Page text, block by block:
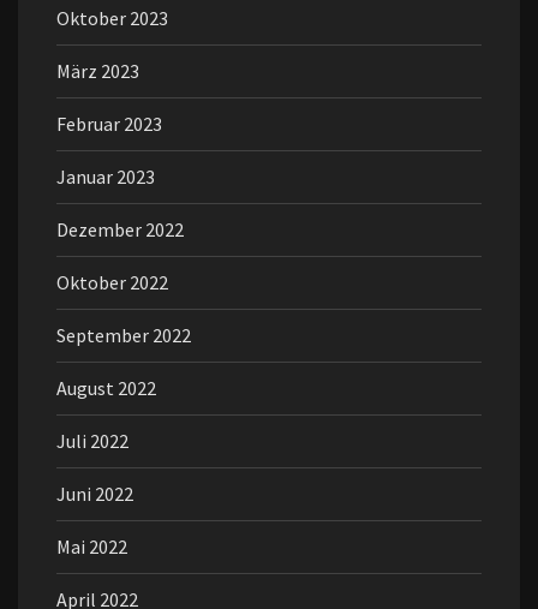
Oktober 2023
März 2023
Februar 2023
Januar 2023
Dezember 2022
Oktober 2022
September 2022
August 2022
Juli 2022
Juni 2022
Mai 2022
April 2022